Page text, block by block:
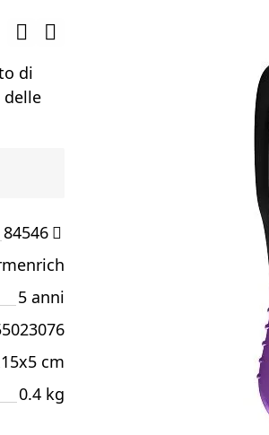
di
delle
84546
5 anni
cm
0.4 kg